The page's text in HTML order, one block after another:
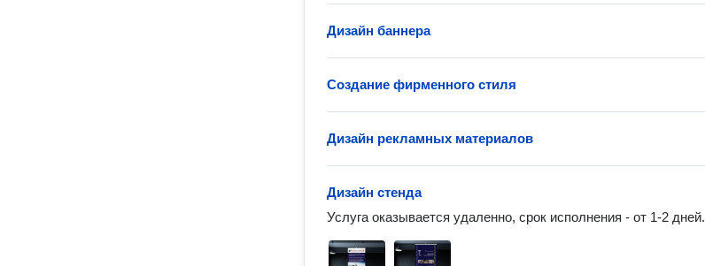
Дизайн баннера
Создание фирменного стиля
Дизайн рекламных материалов
Дизайн стенда
Услуга оказывается удаленно, срок исполнения - от 1-2 дней.